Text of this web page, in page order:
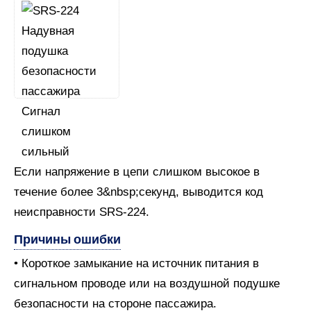
Если напряжение в цепи слишком высокое в
течение более 3&nbsp;секунд, выводится код
неисправности SRS-224.
Причины ошибки
• Короткое замыкание на источник питания в
сигнальном проводе или на воздушной подушке
безопасности на стороне пассажира.